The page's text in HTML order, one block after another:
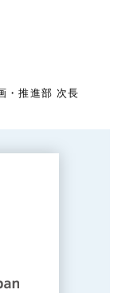
・推進部 次長